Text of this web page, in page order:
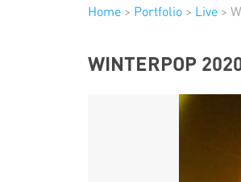
Home > Portfolio > Live >
WINTERPOP